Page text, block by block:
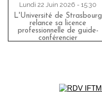
Lundi 22 Juin 2026 - 15:30
L'Université de Strasbourg
relance sa licence
professionnelle de guide-
conférencier